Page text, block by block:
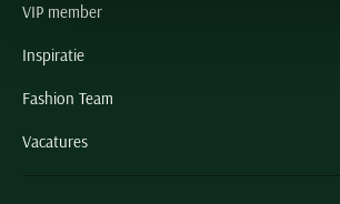
VIP member
Inspiratie
Fashion Team
Vacatures